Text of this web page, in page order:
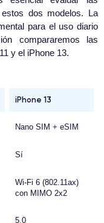
dos modelos. La
para el uso diario
compararemos las
y el iPhone 13.
iPhone 13
Nano SIM + eSIM
Sí
Wi-Fi 6 (802.11ax)
con MIMO 2x2
5.0